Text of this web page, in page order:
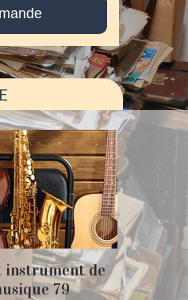
instrument de
79